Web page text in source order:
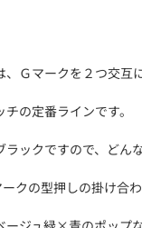
、Ｇマークを２つ交互
の定番ラインです。
ラックですので、ど
クの型押しの掛け合